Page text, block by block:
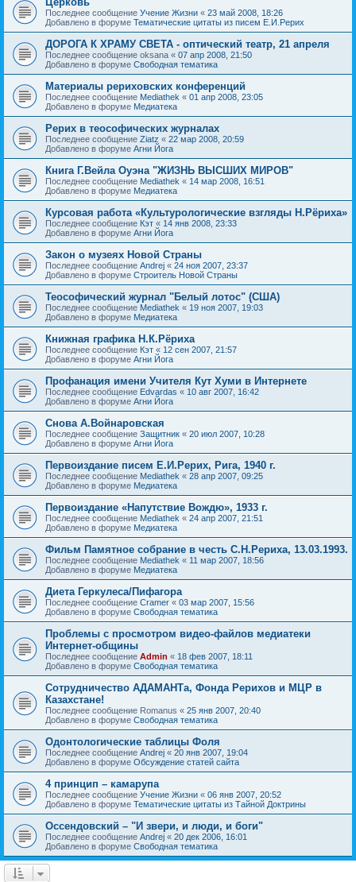
Последнее сообщение Учение Жизни « 23 май 2008, 18:26
Добавлено в форуме Тематические цитаты из писем Е.И.Рерих
ДОРОГА К ХРАМУ СВЕТА - оптический театр, 21 апреля
Последнее сообщение oksana « 07 апр 2008, 21:50
Добавлено в форуме Свободная тематика
Материалы рериховских конференций
Последнее сообщение Mediathek « 01 апр 2008, 23:05
Добавлено в форуме Медиатека
Рерих в теософических журналах
Последнее сообщение Ziatz « 22 мар 2008, 20:59
Добавлено в форуме Агни Йога
Книга Г.Вейла Оуэна "ЖИЗНЬ ВЫСШИХ МИРОВ"
Последнее сообщение Mediathek « 14 мар 2008, 16:51
Добавлено в форуме Медиатека
Курсовая работа «Культурологические взгляды Н.Рёриха»
Последнее сообщение Кэт « 14 янв 2008, 23:33
Добавлено в форуме Агни Йога
Закон о музеях Новой Страны
Последнее сообщение Andrej « 24 ноя 2007, 23:37
Добавлено в форуме Строитель Новой Страны
Теософический журнал "Белый лотос" (США)
Последнее сообщение Mediathek « 19 ноя 2007, 19:03
Добавлено в форуме Медиатека
Книжная графика Н.К.Рёриха
Последнее сообщение Кэт « 12 сен 2007, 21:57
Добавлено в форуме Агни Йога
Профанация имени Учителя Кут Хуми в Интернете
Последнее сообщение Edvardas « 10 авг 2007, 16:42
Добавлено в форуме Агни Йога
Снова А.Войнаровская
Последнее сообщение Защитник « 20 июл 2007, 10:28
Добавлено в форуме Агни Йога
Первоиздание писем Е.И.Рерих, Рига, 1940 г.
Последнее сообщение Mediathek « 28 апр 2007, 09:25
Добавлено в форуме Медиатека
Первоиздание «Напутствие Вождю», 1933 г.
Последнее сообщение Mediathek « 24 апр 2007, 21:51
Добавлено в форуме Медиатека
Фильм Памятное собрание в честь С.Н.Рериха, 13.03.1993.
Последнее сообщение Mediathek « 11 мар 2007, 18:56
Добавлено в форуме Медиатека
Диета Геркулеса/Пифагора
Последнее сообщение Cramer « 03 мар 2007, 15:56
Добавлено в форуме Свободная тематика
Проблемы с просмотром видео-файлов медиатеки
Интернет-общины
Последнее сообщение Admin « 18 фев 2007, 18:11
Добавлено в форуме Свободная тематика
Сотрудничество АДАМАНТа, Фонда Рерихов и МЦР в
Казахстане!
Последнее сообщение Romanus « 25 янв 2007, 20:40
Добавлено в форуме Свободная тематика
Одонтологические таблицы Фоля
Последнее сообщение Andrej « 20 янв 2007, 19:04
Добавлено в форуме Обсуждение статей сайта
4 принцип – камарупа
Последнее сообщение Учение Жизни « 06 янв 2007, 20:52
Добавлено в форуме Тематические цитаты из Тайной Доктрины
Оссендовский – "И звери, и люди, и боги"
Последнее сообщение Andrej « 20 дек 2006, 16:01
Добавлено в форуме Свободная тематика